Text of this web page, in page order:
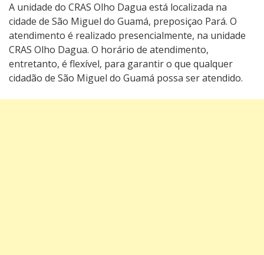
A unidade do CRAS Olho Dagua está localizada na
cidade de São Miguel do Guamá, preposiçao Pará. O
atendimento é realizado presencialmente, na unidade
CRAS Olho Dagua. O horário de atendimento,
entretanto, é flexível, para garantir o que qualquer
cidadão de São Miguel do Guamá possa ser atendido.